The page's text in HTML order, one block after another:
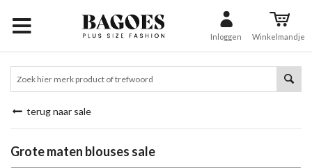
Inloggen Winkelmandje
terug naar sale
Grote maten blouses sale